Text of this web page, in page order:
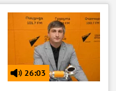
26:03